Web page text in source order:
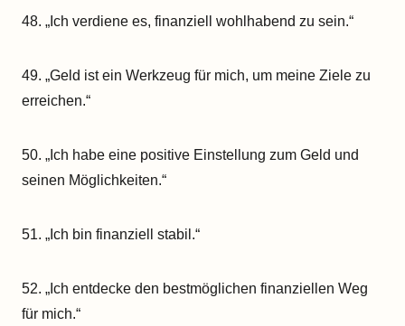
48. „Ich verdiene es, finanziell wohlhabend zu sein.“
49. „Geld ist ein Werkzeug für mich, um meine Ziele zu
erreichen.“
50. „Ich habe eine positive Einstellung zum Geld und
seinen Möglichkeiten.“
51. „Ich bin finanziell stabil.“
52. „Ich entdecke den bestmöglichen finanziellen Weg
für mich.“